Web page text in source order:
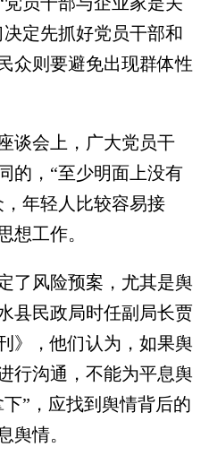
定先抓好党员干部和
众则要避免出现群体性
会上，广大党员干
的，“至少明面上没有
年轻人比较容易接
想工作。
风险预案，尤其是舆
县民政局时任副局长贾
》，他们认为，如果舆
行沟通，不能为平息舆
”，应找到舆情背后的
舆情。